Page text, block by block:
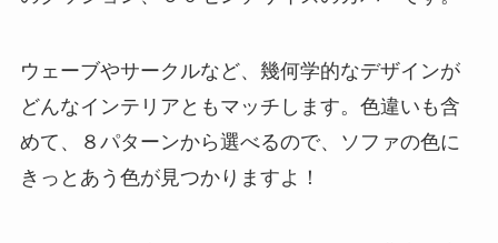
ウェーブやサークルなど、幾何学的なデザインが
どんなインテリアともマッチします。色違いも含
めて、８パターンから選べるので、ソファの色に
きっとあう色が見つかりますよ！